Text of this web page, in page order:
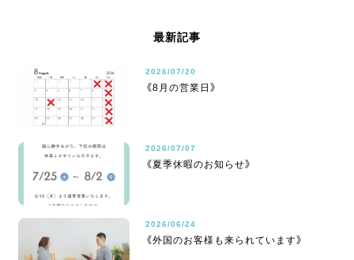
最新記事
2026/07/20
《8月の営業日》
2026/07/07
《夏季休暇のお知らせ》
2026/06/24
《外国のお客様も来られています》